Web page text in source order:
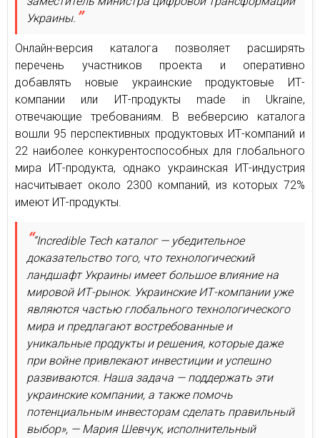
Украины.
Онлайн-версия каталога позволяет расширять
перечень участников проекта и оперативно
добавлять новые украинские продуктовые ИТ-
компании или ИТ-продукты made in Ukraine,
отвечающие требованиям. В вебверсию каталога
вошли 95 перспективных продуктовых ИТ-компаний и
22 наиболее конкурентоспособных для глобального
мира ИТ-продукта, однако украинская ИТ-индустрия
насчитывает около 2300 компаний, из которых 72%
имеют ИТ-продукты.
“Incredible Tech каталог — убедительное
доказательство того, что технологический
ландшафт Украины имеет большое влияние на
мировой ИТ-рынок. Украинские ИТ-компании уже
являются частью глобального технологического
мира и предлагают востребованные и
уникальные продукты и решения, которые даже
при войне привлекают инвестиции и успешно
развиваются. Наша задача — поддержать эти
украинские компании, а также помочь
потенциальным инвесторам сделать правильный
выбор», — Мария Шевчук, исполнительный